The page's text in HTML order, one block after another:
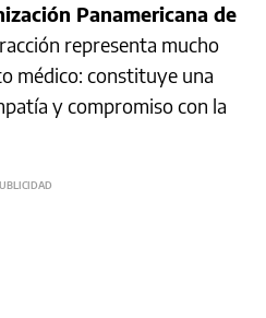
Panamericana de
representa mucho
médico: constituye una
y compromiso con la